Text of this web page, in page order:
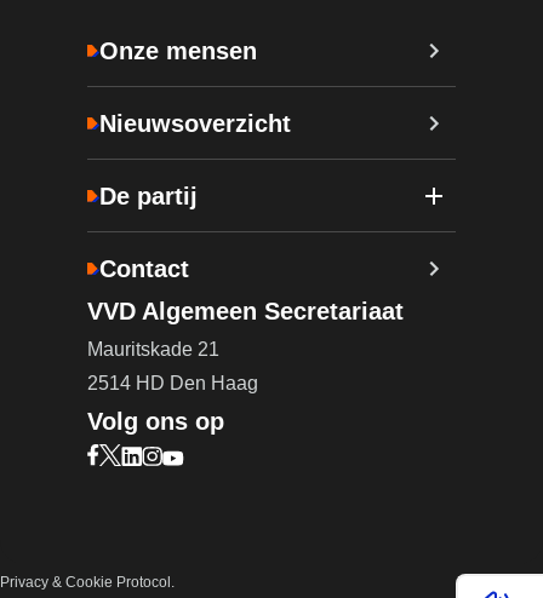
Onze mensen
Nieuwsoverzicht
De partij
Contact
VVD Algemeen Secretariaat
Mauritskade 21
2514 HD Den Haag
Volg ons op
Bezoek onze Facebook pagina (opent in nieuw
Bezoek onze X pagina (opent in nieuw tabblad)
Bezoek onze LinkedIn pagina (opent in nieuw
Bezoek onze Instagram pagina (opent in
Bezoek onze YouTube pagina (opent in
Privacy & Cookie Protocol.